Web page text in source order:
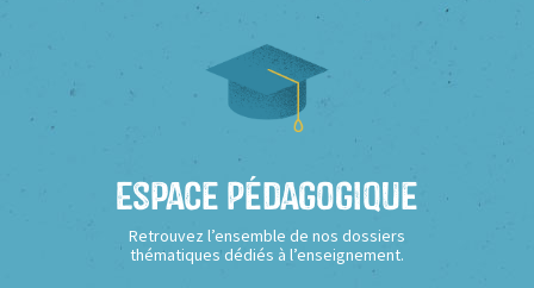
Espace Pédagogique
Retrouvez l’ensemble de nos dossiers
thématiques dédiés à l’enseignement.